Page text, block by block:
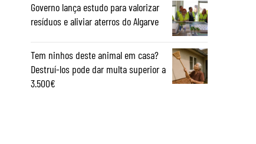
Governo lança estudo para valorizar
resíduos e aliviar aterros do Algarve
Tem ninhos deste animal em casa?
Destruí-los pode dar multa superior a
3.500€